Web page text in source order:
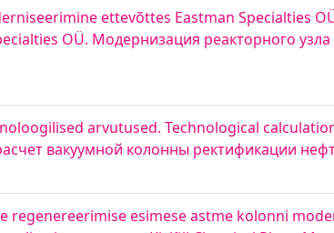
ettevõttes Eastman Specialties
OÜ. Модернизация реакторного узла
arvutused. Technological
вакуумной колонны ректификации
regenereerimise esimese astme kolonni